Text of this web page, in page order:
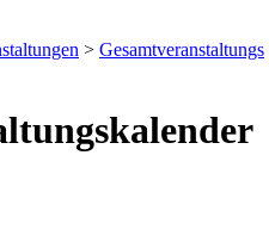
> Gesamtveranstaltungs